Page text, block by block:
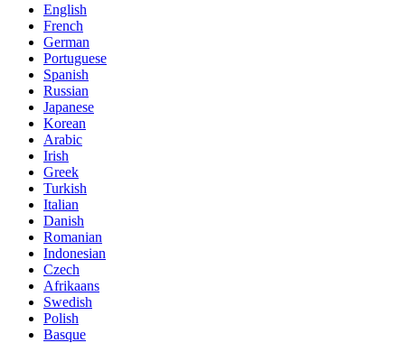
English
French
German
Portuguese
Spanish
Russian
Japanese
Korean
Arabic
Irish
Greek
Turkish
Italian
Danish
Romanian
Indonesian
Czech
Afrikaans
Swedish
Polish
Basque